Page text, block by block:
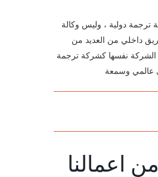
دولية ، وليس وكالة
داخلي من العديد من
الشركة نفسها كشركة ترجمة
عالمي وسمعة
اعمالنا